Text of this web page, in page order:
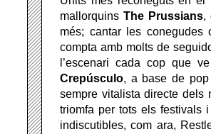
mallorquins The Prussians,
més; cantar les
compta amb molts de
l’escenari cada cop que
Crepúsculo, a base de
sempre vitalista directe dels
triomfa per tots els festivals
indiscutibles, com ara,